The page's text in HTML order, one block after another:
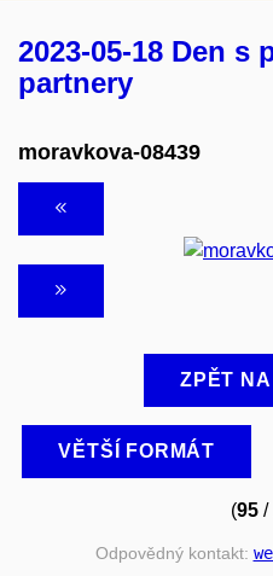
2023-05-18 Den s
partnery
moravkova-08439
ZPĚT NA
VĚTŠÍ FORMÁT
(95/
Odpovědný kontakt: